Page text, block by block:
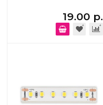
19.00 р.